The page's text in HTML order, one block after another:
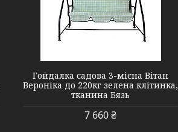
Гойдалка садова 3-місна Вітан
Вероніка до 220кг зелена клітинка,
тканина Бязь
7 660 ₴